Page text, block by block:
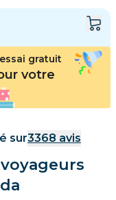
gratuit
votre
sur3368 avis